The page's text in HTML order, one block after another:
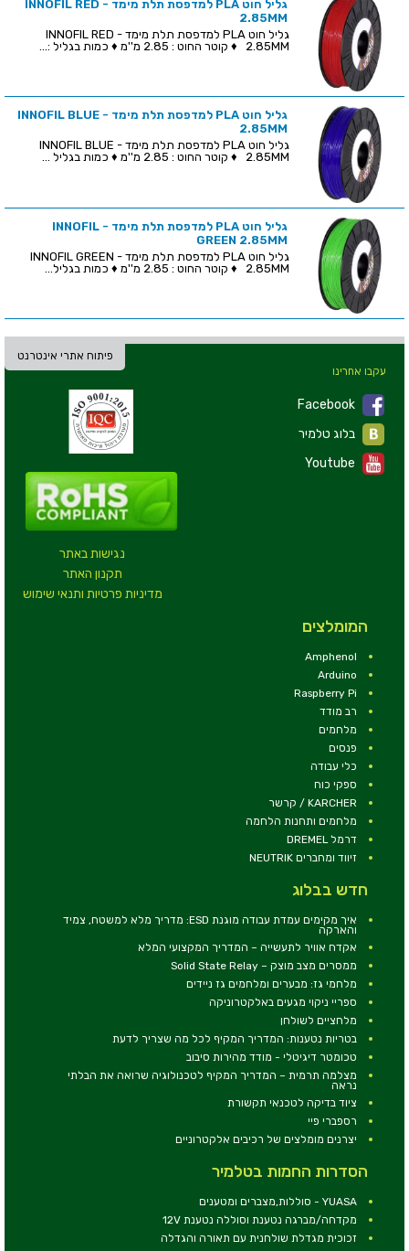
גליל חוט PLA למדפסת תלת מימד - INNOFIL RED
2.85MM
גליל חוט PLA למדפסת תלת מימד - INNOFIL RED
2.85MM ♦ קוטר החוט : 2.85 מ''מ ♦ כמות בגליל :...
גליל חוט PLA למדפסת תלת מימד - INNOFIL BLUE
2.85MM
גליל חוט PLA למדפסת תלת מימד - INNOFIL BLUE
2.85MM ♦ קוטר החוט : 2.85 מ''מ ♦ כמות בגליל ...
גליל חוט PLA למדפסת תלת מימד - INNOFIL
GREEN 2.85MM
גליל חוט PLA למדפסת תלת מימד - INNOFIL GREEN
2.85MM ♦ קוטר החוט : 2.85 מ''מ ♦ כמות בגליל...
פיתוח אתרי אינטרנט
נגישות באתר
תקנון האתר
מדיניות פרטיות ותנאי שימוש
עקבו אחרינו
Facebook
Youtube
המומלצים
Amphenol
Arduino
Raspberry Pi
רב מודד
מלחמים
פנסים
כלי עבודה
ספקי כוח
KARCHER / קרשר
מלחמים ותחנות הלחמה
דרמל DREMEL
זיווד ומחברים NEUTRIK
חדש בבלוג
איך מקימים עמדת עבודה מוגנת ESD: מדריך מלא למשטח, צמיד
והארקה
אקדח אוויר לתעשייה – המדריך המקצועי המלא
ממסרים מצב מוצק – Solid State Relay
מלחמי גז: מבערים ומלחמים גז ניידים
ספריי ניקוי מגעים באלקטרוניקה
מלחציים לשולחן
בטריות נטענות: המדריך המקיף לכל מה שצריך לדעת
טכומטר דיגיטלי - מודד מהירות סיבוב
מצלמה תרמית – המדריך המקיף לטכנולוגיה שרואה את הבלתי
נראה
ציוד בדיקה לטכנאי תקשורת
רספברי פיי
יצרנים מומלצים של רכיבים אלקטרוניים
הסדרות החמות בטלמיר
YUASA - סוללות,מצברים ומטענים
מקדחה/מברגה נטענת וסוללה נטענת 12V
זכוכית מגדלת שולחנית עם תאורה והגדלה